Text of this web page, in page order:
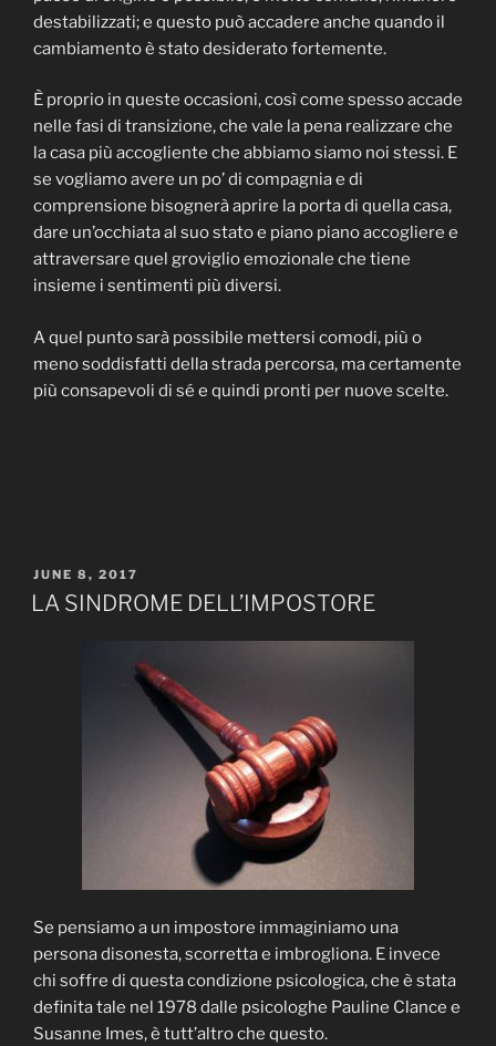
destabilizzati; e questo può accadere anche quando il
cambiamento è stato desiderato fortemente.
È proprio in queste occasioni, così come spesso accade
nelle fasi di transizione, che vale la pena realizzare che
la casa più accogliente che abbiamo siamo noi stessi. E
se vogliamo avere un po’ di compagnia e di
comprensione bisognerà aprire la porta di quella casa,
dare un’occhiata al suo stato e piano piano accogliere e
attraversare quel groviglio emozionale che tiene
insieme i sentimenti più diversi.
A quel punto sarà possibile mettersi comodi, più o
meno soddisfatti della strada percorsa, ma certamente
più consapevoli di sé e quindi pronti per nuove scelte.
POSTED
ON
JUNE 8, 2017
LA SINDROME DELL’IMPOSTORE
Se pensiamo a un impostore immaginiamo una
persona disonesta, scorretta e imbrogliona. E invece
chi soffre di questa condizione psicologica, che è stata
definita tale nel 1978 dalle psicologhe Pauline Clance e
Susanne Imes, è tutt’altro che questo.